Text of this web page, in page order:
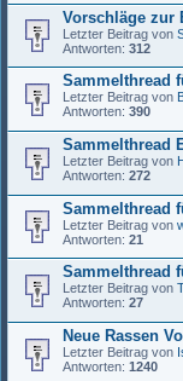
Vorschläge zur
Letzter Beitrag von
Antworten: 312
Sammelthread
Letzter Beitrag von
Antworten: 390
Sammelthread
Letzter Beitrag von
Antworten: 272
Sammelthread
Letzter Beitrag von
Antworten: 21
Sammelthread
Letzter Beitrag von
Antworten: 27
Neue Rassen
Letzter Beitrag von
Antworten: 1240